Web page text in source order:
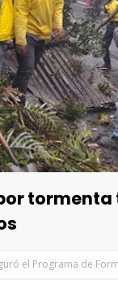
el Programa de